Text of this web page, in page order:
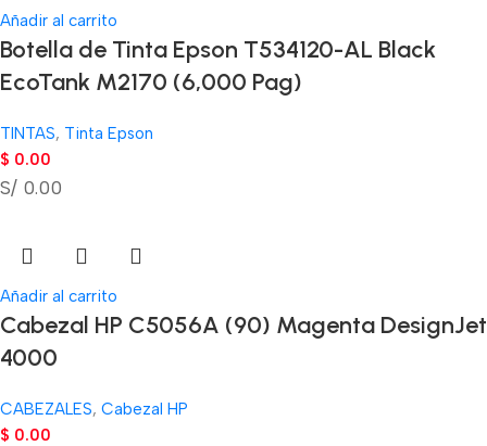
Añadir al carrito
Botella de Tinta Epson T534120-AL Black
EcoTank M2170 (6,000 Pag)
TINTAS, Tinta Epson
$ 0.00
S/ 0.00
Añadir al carrito
Cabezal HP C5056A (90) Magenta DesignJet
4000
CABEZALES, Cabezal HP
$ 0.00